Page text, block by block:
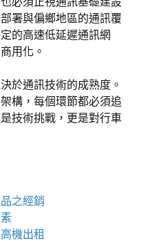
署與偏鄉地區的通訊覆
的高速低延遲通訊網
用化。
於通訊技術的成熟度。
構，每個環節都必須追
技術挑戰，更是對行車
之經銷
機出租